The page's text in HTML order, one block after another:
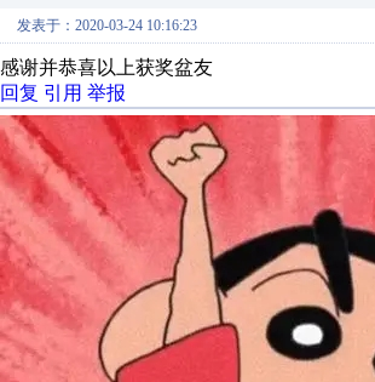
发表于：2020-03-24 10:16:23
感谢并恭喜以上获奖盆友
回复 引用 举报